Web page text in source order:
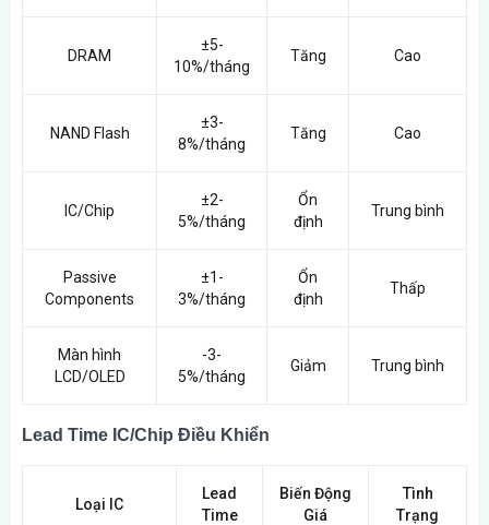
DRAM
±5-
10%/tháng
Tăng Cao
NAND Flash
±3-
8%/tháng
Tăng Cao
IC/Chip
±2-
5%/tháng
Ổn
định
Trung bình
Passive
Components
±1-
3%/tháng
Ổn
định
Thấp
Màn hình
LCD/OLED
-3-
5%/tháng
Giảm Trung bình
Lead Time IC/Chip Điều Khiển
Loại IC
Lead
Time
Biến Động
Giá
Tình
Trạng